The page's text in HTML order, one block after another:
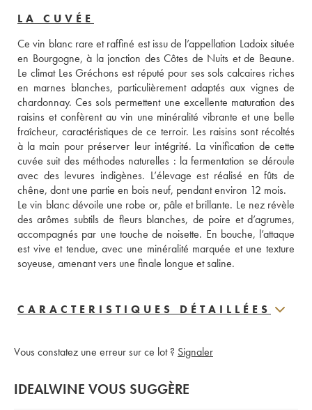
LA CUVÉE
Ce vin blanc rare et raffiné est issu de l’appellation Ladoix située
en Bourgogne, à la jonction des Côtes de Nuits et de Beaune.
Le climat Les Gréchons est réputé pour ses sols calcaires riches
en marnes blanches, particulièrement adaptés aux vignes de
chardonnay. Ces sols permettent une excellente maturation des
raisins et confèrent au vin une minéralité vibrante et une belle
fraîcheur, caractéristiques de ce terroir. Les raisins sont récoltés
à la main pour préserver leur intégrité. La vinification de cette
cuvée suit des méthodes naturelles : la fermentation se déroule
avec des levures indigènes. L’élevage est réalisé en fûts de
chêne, dont une partie en bois neuf, pendant environ 12 mois.
Le vin blanc dévoile une robe or, pâle et brillante. Le nez révèle
des arômes subtils de fleurs blanches, de poire et d’agrumes,
accompagnés par une touche de noisette. En bouche, l’attaque
est vive et tendue, avec une minéralité marquée et une texture
soyeuse, amenant vers une finale longue et saline.
CARACTERISTIQUES DÉTAILLÉES
Vous constatez une erreur sur ce lot ? Signaler
IDEALWINE VOUS SUGGÈRE